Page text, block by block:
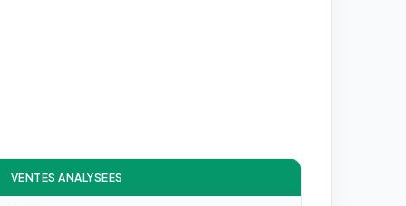
VENTES ANALYSEES